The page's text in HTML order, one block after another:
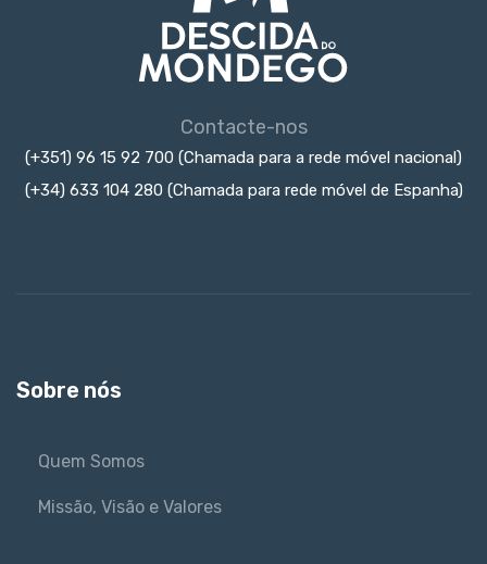
Contacte-nos
(+351) 96 15 92 700 (Chamada para a rede móvel nacional)
(+34) 633 104 280 (Chamada para rede móvel de Espanha)
Sobre nós
Quem Somos
Missão, Visão e Valores